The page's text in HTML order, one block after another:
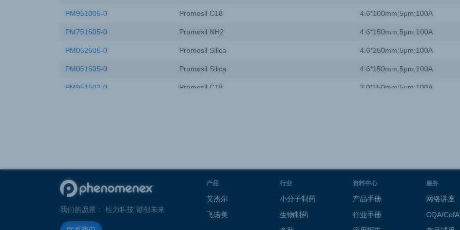
PM951005-0 Promosil C18 4.6*100mm;5μm;100A
PM751505-0 Promosil NH2 4.6*150mm;5μm;100A
PM052505-0 Promosil Silica 4.6*250mm;5μm;100A
PM051505-0 Promosil Silica 4.6*150mm;5μm;100A
PM951503-0 Promosil C18 3.0*150mm;5μm;100A
PM951004-0 Promosil C18 4.0*100mm;5μm;100A
我们的愿景： 柱力科技 谱创未来
产品
艾杰尔
飞诺美
行业
小分子制药
生物制药
资料中心
产品手册
行业手册
服务
网络讲座
CQA/